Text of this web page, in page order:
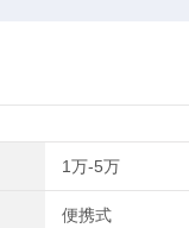
1万-5万
便携式